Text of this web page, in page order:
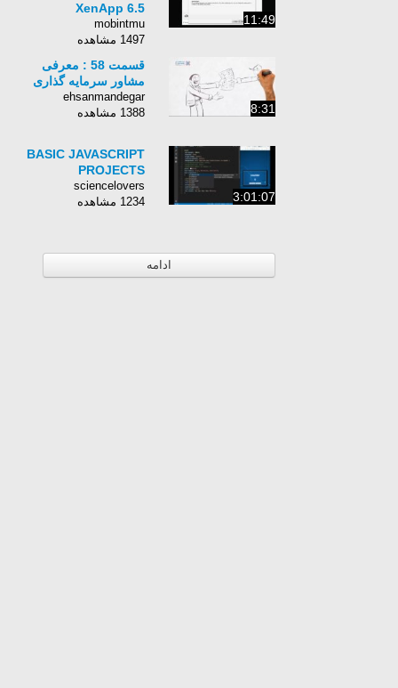
11:49
XenApp 6.5
mobintmu
1497 مشاهده
8:31
قسمت 58 : معرفی
مشاور سرمایه گذاری
ehsanmandegar
1388 مشاهده
3:01:07
BASIC JAVASCRIPT
PROJECTS
sciencelovers
1234 مشاهده
ادامه